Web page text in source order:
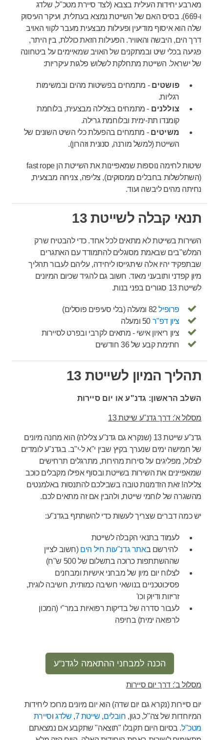
מארבע יחידות העילית בצבא (לצד סיירת מטכ"ל, שלדג
ו-669). בסיס האם של השייטת נמצא בעתלית, ועיקר העיסוק
שלה הוא איסוף מודיעין ופעילות מבצעית מעבר לקווי האויב
דרך הים, היבשה והאוויר. הפעילות הזאת כוללת, בין היתר,
פגיעה בכלי שיט ובמתקנים של האויב שמאיימים על ביטחונה
של ישראל. השייטת מתחלקת לשלוש פלגות עיקריות:
פושטים - מתמחים בפשיטות מהים ובמשימות
רגליות.
צוללנים - מתמחים בצלילה מבצעית, בלוחמת
קומנדו תת-ימית ובלוחמת גרילה.
משיטים - מתמחים בהפעלת כלי השיט השונים של
השייטת (למשל מורנה, סנונית וזהרון).
שיטות לחימה נוספות שמאפיינות את השייטת הן fast rope
(השתלשלות בחבלים ממסוקים), צליפה, צניחה מבצעית,
נחיתה מהים ליבשה ועוד.
תנאי קבלה לשייטת 13
השירות בשייטת לא מתאים לכל אחד. כדי להבטיח שרק
המלש"בים שבאמת מסוגלים להתמודד עם האתגרים
שבתפקיד יהיו אלה שיתגייסו ליחידה, עליהם לעבור תהליך
מיון קפדני ותובעני מאוד. חשוב גם להגיד שכיום המיונים
לשייטת 13 סגורים בפני בנות.
פרופיל82 ומעלה (בלי סעיפים פוסלים)
ציון דפ"ר 50 ומעלה
ציון ריאיון אישי - מתאים לקרבי ובפרט לסיירות
חתימת קבע של 36 חודשים
תהליך המיון לשייטת 13
השלב הראשון: גדנ"ע או יום סיירות
מסלול א': דרך גדנ"ע שייטת 13
גדנ"ע שייטת 13 (שנקרא גם גדנ"ע צלילה) הוא מחנה מיונים
של חמישה ימים שנערך בקיץ שבין י"א ל-י"ב. בגדנ"ע לומדים
לצלול, מפליגים על סירות מהירות, מתרגלים תרחישים
שמאפיינים את השירות בשייטת ובסוף אפילו מקבלים כוכב
צלילה! זאת הזדמנות טובה בשבילכם להתנסות באלמנטים
מהשגרה של לוחמי שייטת, ולהבין אם זה מתאים לכם.
יש כמה דברים שצריך לעשות כדי להשתתף בגדנ"ע:
לעמוד בתנאי הקבלה לשייטת
להירשם באתר גדנ"עות חיל הים (חשוב לציין
שההשתתפות כרוכה בתשלום של 500 ש"ח)
לצלוח יום מיון של מבחני אישיות ומבחנים
פסיכוטכניים בנושאי חשיבה כמותית, חשיבה לוגית,
זריזות ודיוק וכו'
לעבור סדרה של בדיקות רפואיות במר"י (המכון
לרפואה ימית) בחיפה
הכנה למבחני ההתאמה לגדנ"ע
מסלול ב': דרך יום סיירות
יום סיירות (נקרא גם יום שדה) הוא יום מיונים מרוכז ליחידות
המיוחדות של צה"ל, כגון, חובלים, שייטת 7 , שלדג וסיירת
מטכ"ל. בסיום היום תקבלו "תוצאה" שתקבע אם נמצאתם